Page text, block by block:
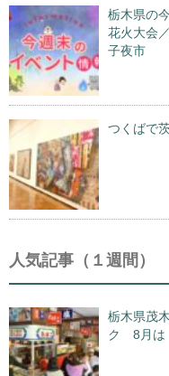
栃木県の
花火大会
子夜市
つくばで
人気記事（１週間）
栃木県茂
ク 8月は